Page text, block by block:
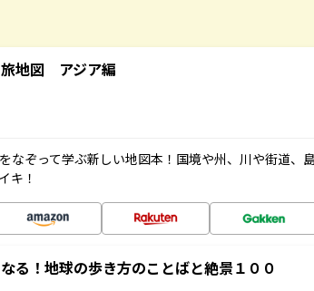
地図 アジア編
なぞって学ぶ新しい地図本！国境や州、川や街道、
キ！
る！地球の歩き方のことばと絶景１００